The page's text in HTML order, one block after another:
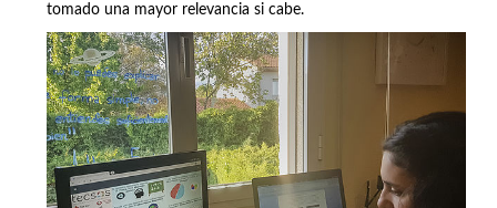
tomado una mayor relevancia si cabe.